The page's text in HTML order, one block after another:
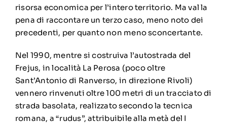
risorsa economica per l’intero territorio. Ma val la
pena di raccontare un terzo caso, meno noto dei
precedenti, per quanto non meno sconcertante.
Nel 1990, mentre si costruiva l’autostrada del
Frejus, in località La Perosa (poco oltre
Sant’Antonio di Ranverso, in direzione Rivoli)
vennero rinvenuti oltre 100 metri di un tracciato di
strada basolata, realizzato secondo la tecnica
romana, a “rudus”, attribuibile alla metà del I